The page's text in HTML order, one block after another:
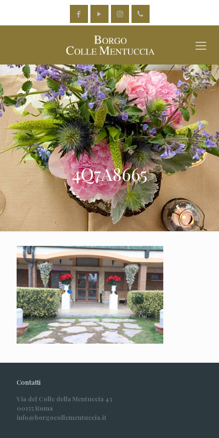
4Q7A8665
Contatti
Via del Colle della Mentuccia 43
00155 Roma
info@borgocollementuccia.it